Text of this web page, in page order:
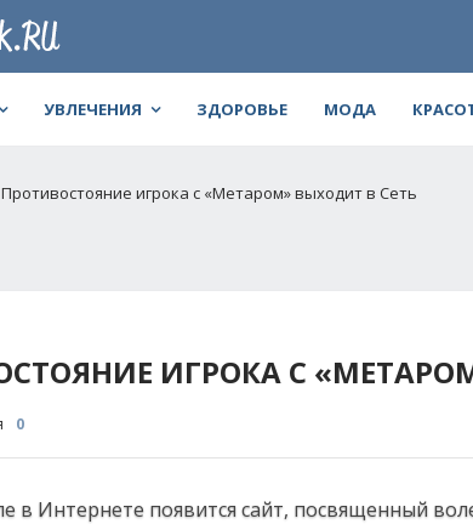
УВЛЕЧЕНИЯ ЗДОРОВЬЕ МОДА
Противостояние игрока с «Метаром» выходит в Сеть
ИГРОКА С
0
в Интернете появится сайт, посвященный